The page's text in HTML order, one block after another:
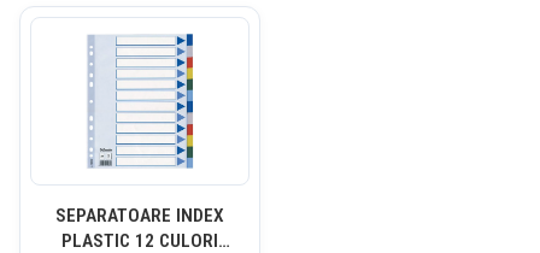
SEPARATOARE INDEX
PLASTIC 12 CULORI